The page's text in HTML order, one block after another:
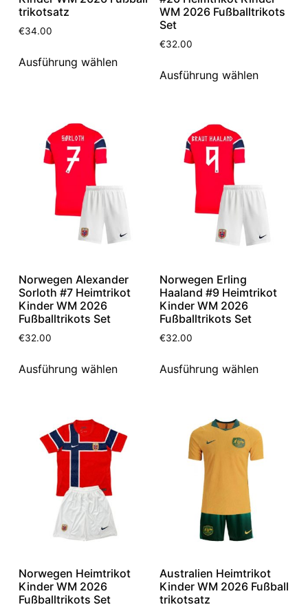
trikotsatz
€34.00
Ausführung wählen
WM 2026 Fußballtrikots
Set
€32.00
Ausführung wählen
Norwegen Alexander
Sorloth #7 Heimtrikot
Kinder WM 2026
Fußballtrikots Set
€32.00
Ausführung wählen
Norwegen Erling
Haaland #9 Heimtrikot
Kinder WM 2026
Fußballtrikots Set
€32.00
Ausführung wählen
Norwegen Heimtrikot
Kinder WM 2026
Fußballtrikots Set
Australien Heimtrikot
Kinder WM 2026 Fußball
trikotsatz